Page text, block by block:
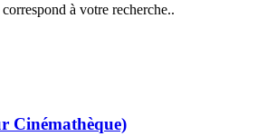
à votre recherche..
Cinémathèque)